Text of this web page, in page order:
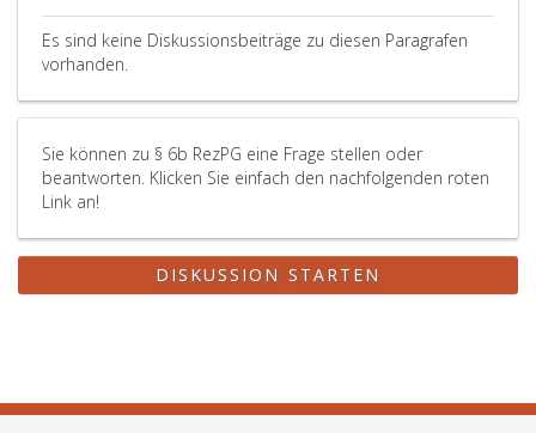
Es sind keine Diskussionsbeiträge zu diesen Paragrafen
vorhanden.
Sie können zu § 6b RezPG eine Frage stellen oder
beantworten. Klicken Sie einfach den nachfolgenden roten
Link an!
DISKUSSION STARTEN